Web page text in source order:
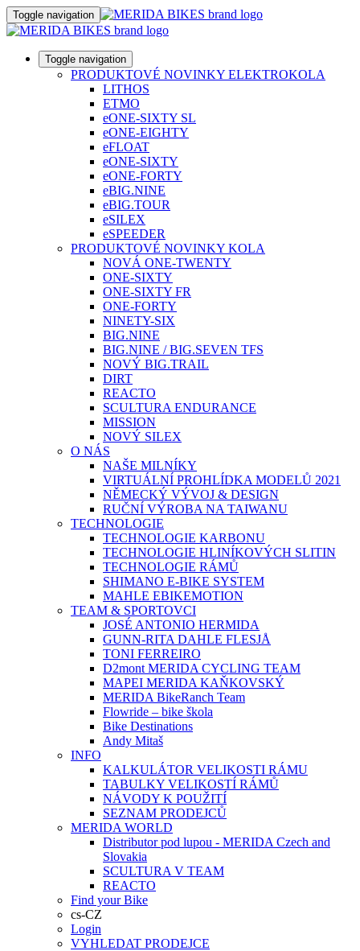
Toggle navigation
Toggle navigation
PRODUKTOVÉ NOVINKY ELEKTROKOLA
LITHOS
ETMO
eONE-SIXTY SL
eONE-EIGHTY
eFLOAT
eONE-SIXTY
eONE-FORTY
eBIG.NINE
eBIG.TOUR
eSILEX
eSPEEDER
PRODUKTOVÉ NOVINKY KOLA
NOVÁ ONE-TWENTY
ONE-SIXTY
ONE-SIXTY FR
ONE-FORTY
NINETY-SIX
BIG.NINE
BIG.NINE / BIG.SEVEN TFS
NOVÝ BIG.TRAIL
DIRT
REACTO
SCULTURA ENDURANCE
MISSION
NOVÝ SILEX
O NÁS
NAŠE MILNÍKY
VIRTUÁLNÍ PROHLÍDKA MODELŮ 2021
NĚMECKÝ VÝVOJ & DESIGN
RUČNÍ VÝROBA NA TAIWANU
TECHNOLOGIE
TECHNOLOGIE KARBONU
TECHNOLOGIE HLINÍKOVÝCH SLITIN
TECHNOLOGIE RÁMŮ
SHIMANO E-BIKE SYSTEM
MAHLE EBIKEMOTION
TEAM & SPORTOVCI
JOSÉ ANTONIO HERMIDA
GUNN-RITA DAHLE FLESJÅ
TONI FERREIRO
D2mont MERIDA CYCLING TEAM
MAPEI MERIDA KAŇKOVSKÝ
MERIDA BikeRanch Team
Flowride – bike škola
Bike Destinations
Andy Mitaš
INFO
KALKULÁTOR VELIKOSTI RÁMU
TABULKY VELIKOSTÍ RÁMŮ
NÁVODY K POUŽITÍ
SEZNAM PRODEJCŮ
MERIDA WORLD
Distributor pod lupou - MERIDA Czech and
Slovakia
SCULTURA V TEAM
REACTO
Find your Bike
cs-CZ
Login
VYHLEDAT PRODEJCE